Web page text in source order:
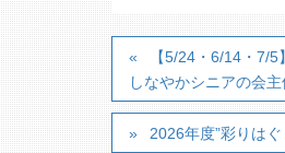
【5/24・6/14・7/5】
しなやかシニアの会
2026年度”彩りは